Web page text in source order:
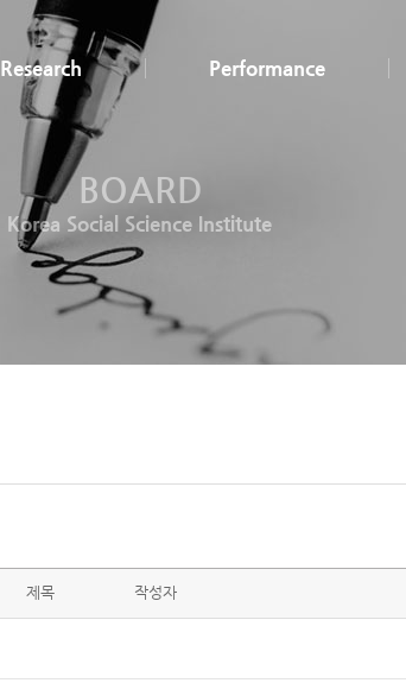
Research Performance
BOARD
Korea Social Science Institute
제목 작성자